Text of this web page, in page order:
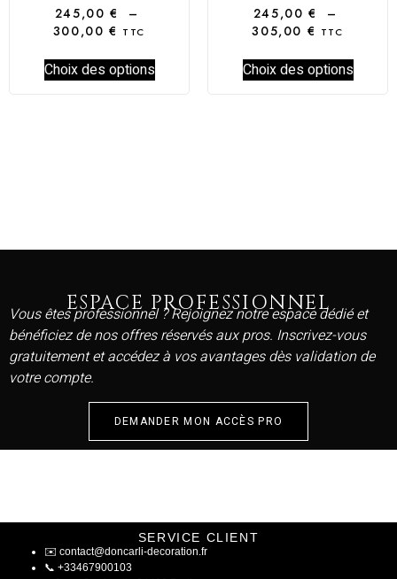
245,00€
–
300,00€ TTC
Choix des options
245,00€
–
305,00 € TTC
Choix des options
ESPACE PROFESSIONNEL
Vous êtes professionnel ? Rejoignez notre espace dédié et
bénéficiez de nos offres réservés aux pros. Inscrivez-vous
gratuitement et accédez à vos avantages dès validation de
votre compte.
DEMANDER MON ACCÈS PRO
SERVICE CLIENT
✉️ contact@doncarli-decoration.fr
📞 +33467900103